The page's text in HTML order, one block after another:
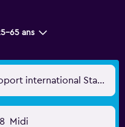
65 ans
Halifax, NS, Canada - Aéroport international Stanfield d'Halifax (YHZ)
Midi